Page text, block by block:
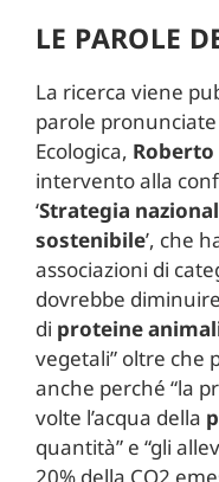
LE PAROLE
La ricerca viene
parole
Ecologica,
intervento alla
‘Strategia
sostenibile’, che
associazioni di
dovrebbe
di proteine
vegetali” oltre che
anche perché “la
volte l’acqua della
quantità” e “gli